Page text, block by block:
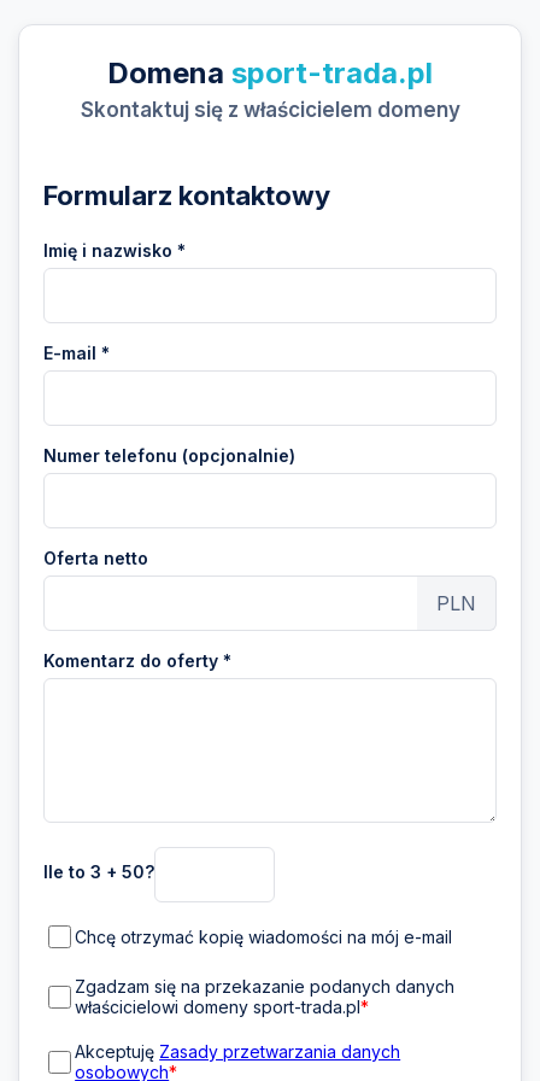
Domena sport-trada.pl
Skontaktuj się z właścicielem domeny
Formularz kontaktowy
Imię i nazwisko *
E-mail *
Numer telefonu (opcjonalnie)
Oferta netto
PLN
Komentarz do oferty *
Ile to 3 + 50?
Chcę otrzymać kopię wiadomości na mój e-mail
Zgadzam się na przekazanie podanych danych
właścicielowi domeny sport-trada.pl*
Akceptuję Zasady przetwarzania danych
osobowych*